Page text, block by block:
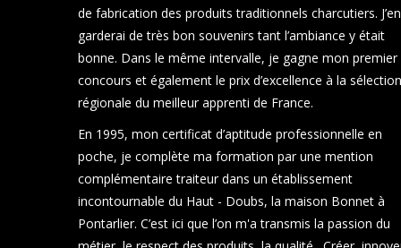
de fabrication des produits traditionnels charcutiers. J’en
garderai de très bon souvenirs tant l’ambiance y était
bonne. Dans le même intervalle, je gagne mon premier
concours et également le prix d’excellence à la sélection
régionale du meilleur apprenti de France.
En 1995, mon certificat d’aptitude professionnelle en
poche, je complète ma formation par une mention
complémentaire traiteur dans un établissement
incontournable du Haut - Doubs, la maison Bonnet à
Pontarlier. C’est ici que l’on m'a transmis la passion du